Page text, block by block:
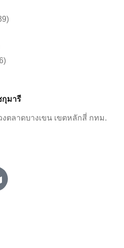
มารี
ตลาดบางเขน เขตหลักสี่ กทม.